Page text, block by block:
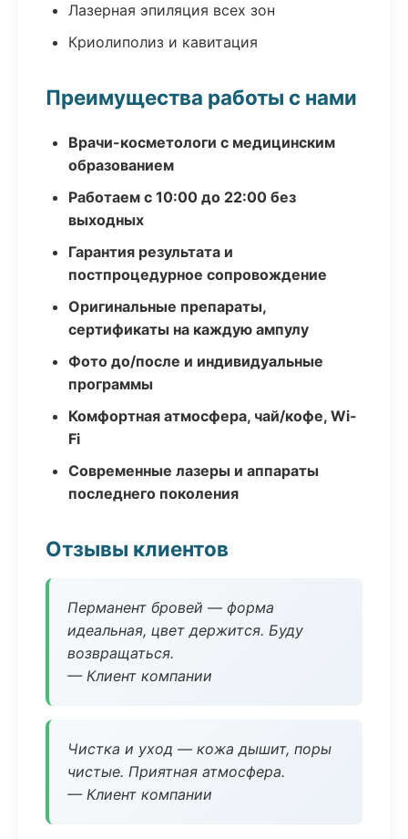
Лазерная эпиляция всех зон
Криолиполиз и кавитация
Преимущества работы с нами
Врачи-косметологи с медицинским
образованием
Работаем с 10:00 до 22:00 без
выходных
Гарантия результата и
постпроцедурное сопровождение
Оригинальные препараты,
сертификаты на каждую ампулу
Фото до/после и индивидуальные
программы
Комфортная атмосфера, чай/кофе, Wi-
Fi
Современные лазеры и аппараты
последнего поколения
Отзывы клиентов
Перманент бровей — форма
идеальная, цвет держится. Буду
возвращаться.
— Клиент компании
Чистка и уход — кожа дышит, поры
чистые. Приятная атмосфера.
— Клиент компании